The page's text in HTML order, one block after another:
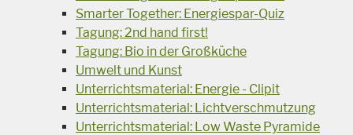
Smarter Together: Energiespar-Quiz
Tagung: 2nd hand first!
Tagung: Bio in der Großküche
Umwelt und Kunst
Unterrichtsmaterial: Energie - Clipit
Unterrichtsmaterial: Lichtverschmutzung
Unterrichtsmaterial: Low Waste Pyramide